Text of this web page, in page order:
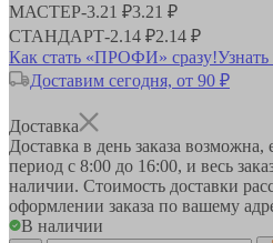
МАСТЕР-3.21 ₽3.21 ₽
СТАНДАРТ-2.14 ₽2.14 ₽
Как стать «ПРОФИ» сразу!
Доставим сегодня, от 90 ₽
Доставка
Доставка в день заказа
период с 8:00 до 16:00, и весь
наличии. Стоимость доставки
оформлении заказа по вашему
В наличии